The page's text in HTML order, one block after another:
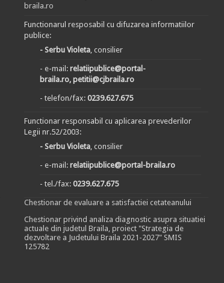
braila.ro
Functionarul resposabil cu difuzarea informatiilor
publice:
- Serbu Violeta, consilier
- e-mail:relatiipublice@portal-
braila.ro, petitii@cjbraila.ro
- telefon/fax:0239.627.675
Functionar responsabil cu aplicarea prevederilor
Legii nr.52/2003:
- Serbu Violeta, consilier
- e-mail:relatiipublice@portal-braila.ro
- tel./fax:0239.627.675
Chestionar de evaluare a satisfactiei cetateanului
Chestionar privind analiza diagnostic asupra situatiei
actuale din judetul Braila, proiect "Strategia de
dezvoltare a Judetului Braila 2021-2027" SMIS
125782